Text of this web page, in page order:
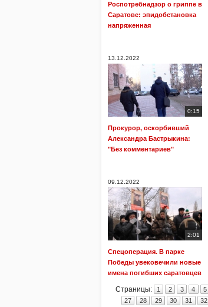
Роспотребнадзор о гриппе в
Саратове: эпидобстановка
напряженная
13.12.2022
0:15
Прокурор, оскорбивший
Александра Бастрыкина:
"Без комментариев"
09.12.2022
2:01
Спецоперация. В парке
Победы увековечили новые
имена погибших саратовцев
Страницы: 1 2 3 4 5
27
28 29 30 31 32